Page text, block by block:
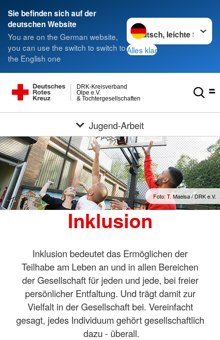
Sie befinden sich auf der
deutschen Website
You are on the German website,
you can use the switch to switch to
the English one
Sprache wechseln zu
Alles klar
& Tochtergesellschaften
Olpe e.V.
DRK-Kreisverband
Jugend-Arbeit
Foto: T. Maelsa / DRK e.V.
Inklusion
Inklusion bedeutet das Ermöglichen der
Teilhabe am Leben an und in allen Bereichen
der Gesellschaft für jeden und jede, bei freier
persönlicher Entfaltung. Und trägt damit zur
Vielfalt in der Gesellschaft bei. Vereinfacht
gesagt, jedes Individuum gehört gesellschaftlich
dazu - überall.